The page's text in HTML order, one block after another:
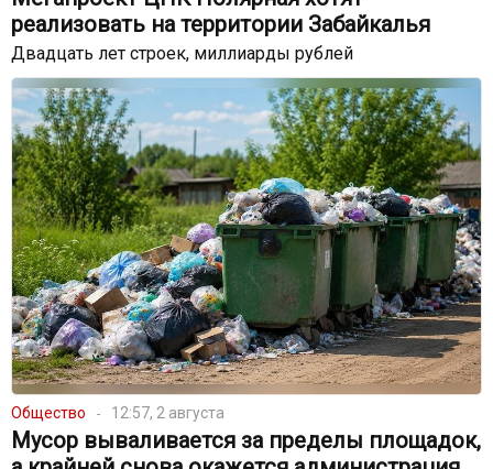
реализовать на территории Забайкалья
Двадцать лет строек, миллиарды рублей
Общество 12:57, 2 августа
Мусор вываливается за пределы площадок,